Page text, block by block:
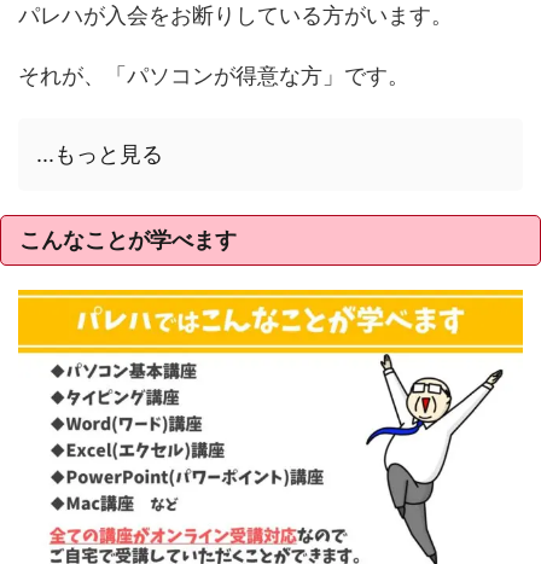
パレハが入会をお断りしている方がいます。
それが、「パソコンが得意な方」です。
...もっと見る
こんなことが学べます